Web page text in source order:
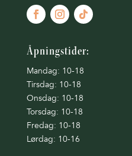
Åpningstider:
Mandag: 10-18
Tirsdag: 10-18
Onsdag: 10-18
Torsdag: 10-18
Fredag: 10-18
Lørdag: 10-16